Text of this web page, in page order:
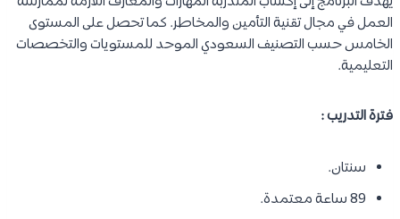
العمل في مجال تقنية التأمين والمخاطر. كما تحصل على المستوى
الخامس حسب التصنيف السعودي الموحد للمستويات والتخصصات
التعليمية.
فترة التدريب :
سنتان.
89 ساعة معتمدة.